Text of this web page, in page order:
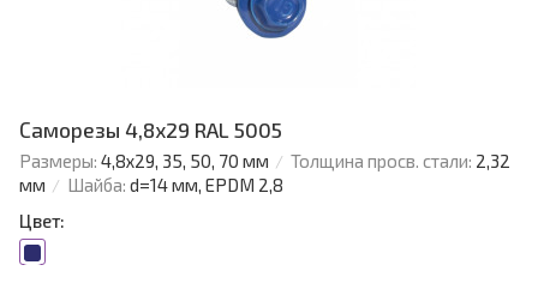
Саморезы 4,8х29 RAL 5005
Размеры: 4,8х29, 35, 50, 70 мм Толщина просв. стали: 2,32
мм
Шайба: d=14 мм, EPDM 2,8
Цвет: